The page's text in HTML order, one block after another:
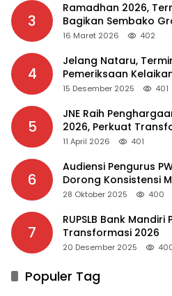
3
Ramadhan 2026,
Bagikan Sembako
Masyarakat
16 Maret 2026 402
4
Jelang Nataru,
Pemeriksaan
15 Desember 2025 401
5
JNE Raih
2026, Perkuat
11 April 2026 401
6
Audiensi Pengurus
Dorong Konsistensi
28 Oktober 2025 400
7
RUPSLB Bank
Transformasi 2026
20 Desember 2025
Populer Tag